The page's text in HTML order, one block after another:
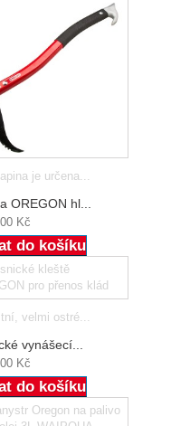
je určena...
OREGON hl...
Kč
do košíku
velmi ostré...
vynášecí...
Kč
do košíku